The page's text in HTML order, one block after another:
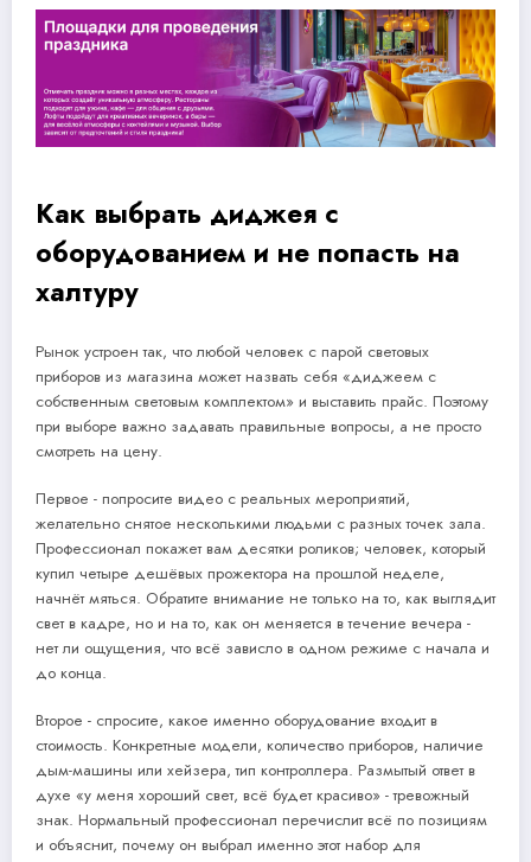
Как выбрать диджея с
оборудованием и не попасть на
халтуру
Рынок устроен так, что любой человек с парой световых
приборов из магазина может назвать себя «диджеем с
собственным световым комплектом» и выставить прайс. Поэтому
при выборе важно задавать правильные вопросы, а не просто
смотреть на цену.
Первое - попросите видео с реальных мероприятий,
желательно снятое несколькими людьми с разных точек зала.
Профессионал покажет вам десятки роликов; человек, который
купил четыре дешёвых прожектора на прошлой неделе,
начнёт мяться. Обратите внимание не только на то, как выглядит
свет в кадре, но и на то, как он меняется в течение вечера -
нет ли ощущения, что всё зависло в одном режиме с начала и
до конца.
Второе - спросите, какое именно оборудование входит в
стоимость. Конкретные модели, количество приборов, наличие
дым-машины или хейзера, тип контроллера. Размытый ответ в
духе «у меня хороший свет, всё будет красиво» - тревожный
знак. Нормальный профессионал перечислит всё по позициям
и объяснит, почему он выбрал именно этот набор для